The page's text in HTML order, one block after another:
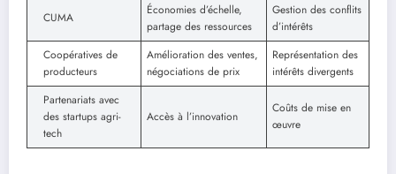
CUMA
Économies d’échelle,
partage des ressources
Gestion des conflits
d’intérêts
Coopératives de
producteurs
Amélioration des ventes,
négociations de prix
Représentation des
intérêts divergents
Partenariats avec
des startups agri-
tech
Accès à l’innovation
Coûts de mise en
œuvre